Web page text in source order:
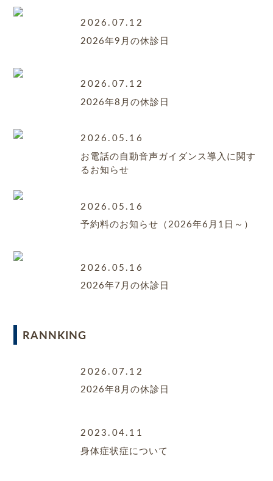
2026.07.12
2026年9月の休診日
2026.07.12
2026年8月の休診日
2026.05.16
お電話の自動音声ガイダンス導入に関す
るお知らせ
2026.05.16
予約料のお知らせ（2026年6月1日～）
2026.05.16
2026年7月の休診日
RANNKING
2026.07.12
2026年8月の休診日
2023.04.11
身体症状症について